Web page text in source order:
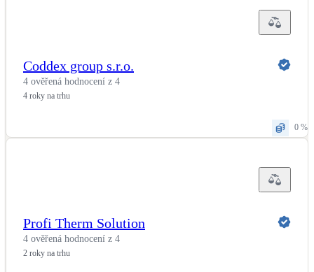
Coddex group s.r.o.
4 ověřená hodnocení z 4
4 roky na trhu
0 %
Profi Therm Solution
4 ověřená hodnocení z 4
2 roky na trhu